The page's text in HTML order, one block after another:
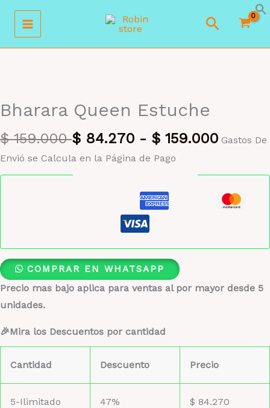
contenido
Buscar
Bharara Queen Estuche
$159.000 $ 84.270 - $ 159.000 Gastos De
Envió se Calcula en la Página de Pago
COMPRAR EN WHATSAPP
Precio mas bajo aplica para ventas al por mayor desde 5
unidades.
🎉Mira los Descuentos por cantidad
Cantidad Descuento Precio
5-Ilimitado 47% $ 84.270